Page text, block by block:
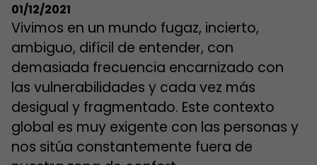
01/12/2021
Vivimos en un mundo fugaz, incierto,
ambiguo, difícil de entender, con
demasiada frecuencia encarnizado con
las vulnerabilidades y cada vez más
desigual y fragmentado. Este contexto
global es muy exigente con las personas y
nos sitúa constantemente fuera de